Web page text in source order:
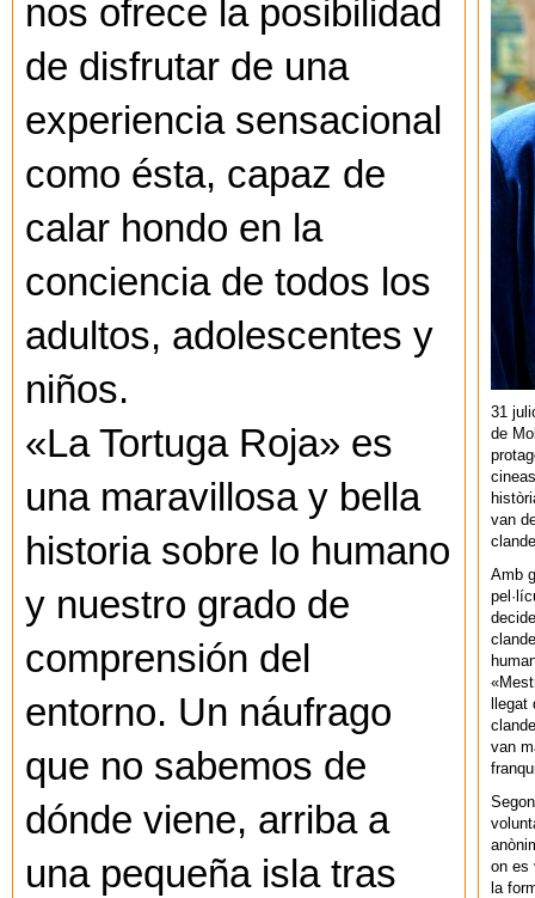
nos ofrece la posibilidad
de disfrutar de una
experiencia sensacional
como ésta, capaz de
calar hondo en la
conciencia de todos los
adultos, adolescentes y
niños.
«La Tortuga Roja» es
una maravillosa y bella
historia sobre lo humano
y nuestro grado de
comprensión del
entorno. Un náufrago
que no sabemos de
dónde viene, arriba a
una pequeña isla tras
31
de
van
Amb
van
on es
la